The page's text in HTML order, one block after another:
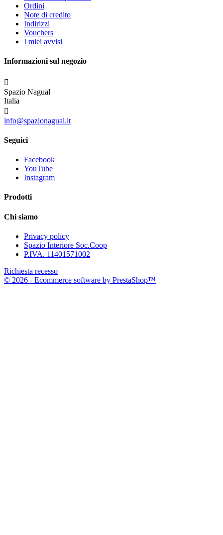
Ordini
Note di credito
Indirizzi
Vouchers
I miei avvisi
Informazioni sul negozio

Spazio Nagual
Italia

info@spazionagual.it
Seguici
Facebook
YouTube
Instagram
Prodotti
Chi siamo
Privacy policy
Spazio Interiore Soc.Coop
P.IVA. 11401571002
Richiesta recesso
© 2026 - Ecommerce software by PrestaShop™